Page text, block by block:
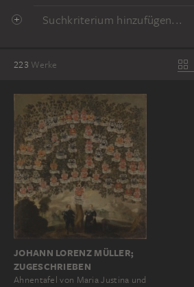
Suchkriterium hinzufügen...
223 Werke
JOHANN LORENZ MÜLLER;
ZUGESCHRIEBEN
Ahnentafel von Maria Justina und